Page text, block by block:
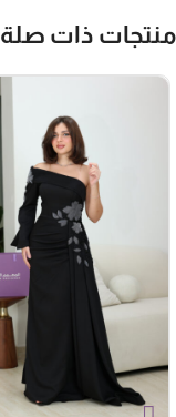
منتجات ذات صلة